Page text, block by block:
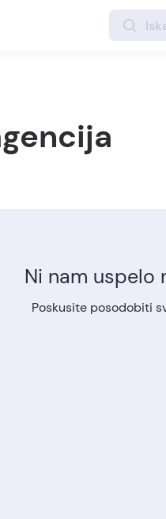
Ni nam uspelo
Poskusite posodobiti